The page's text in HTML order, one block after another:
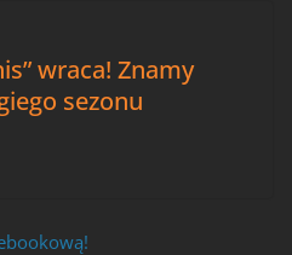
wraca! Znamy
sezonu